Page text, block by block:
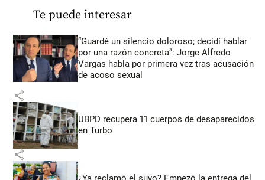
Te puede interesar
“Guardé un silencio doloroso; decidí hablar
por una razón concreta”: Jorge Alfredo
Vargas habla por primera vez tras acusación
de acoso sexual
share
UBPD recupera 11 cuerpos de desaparecidos
en Turbo
share